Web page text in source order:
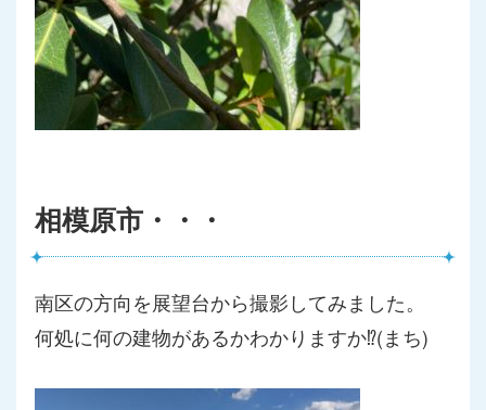
相模原市・・・
南区の方向を展望台から撮影してみました。
何処に何の建物があるかわかりますか⁉(まち)